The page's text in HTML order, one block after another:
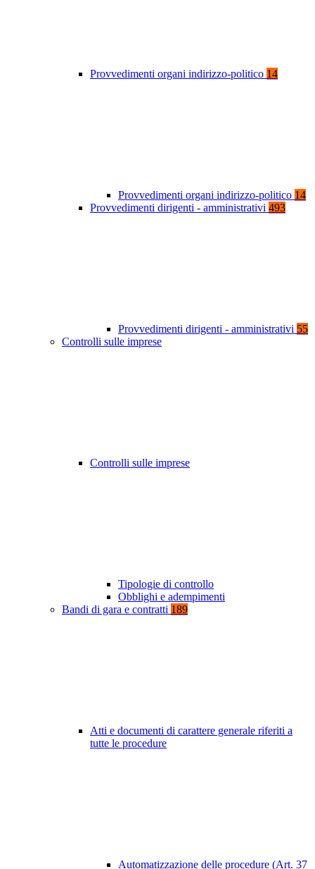
Provvedimenti organi indirizzo-politico 14
Provvedimenti organi indirizzo-politico 14
Provvedimenti dirigenti - amministrativi 493
Provvedimenti dirigenti - amministrativi 55
Controlli sulle imprese
Controlli sulle imprese
Tipologie di controllo
Obblighi e adempimenti
Bandi di gara e contratti 189
Atti e documenti di carattere generale riferiti a
tutte le procedure
Automatizzazione delle procedure (Art. 37